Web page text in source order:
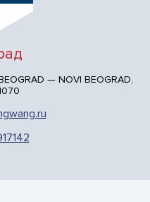
— NOVI BEOGRAD,